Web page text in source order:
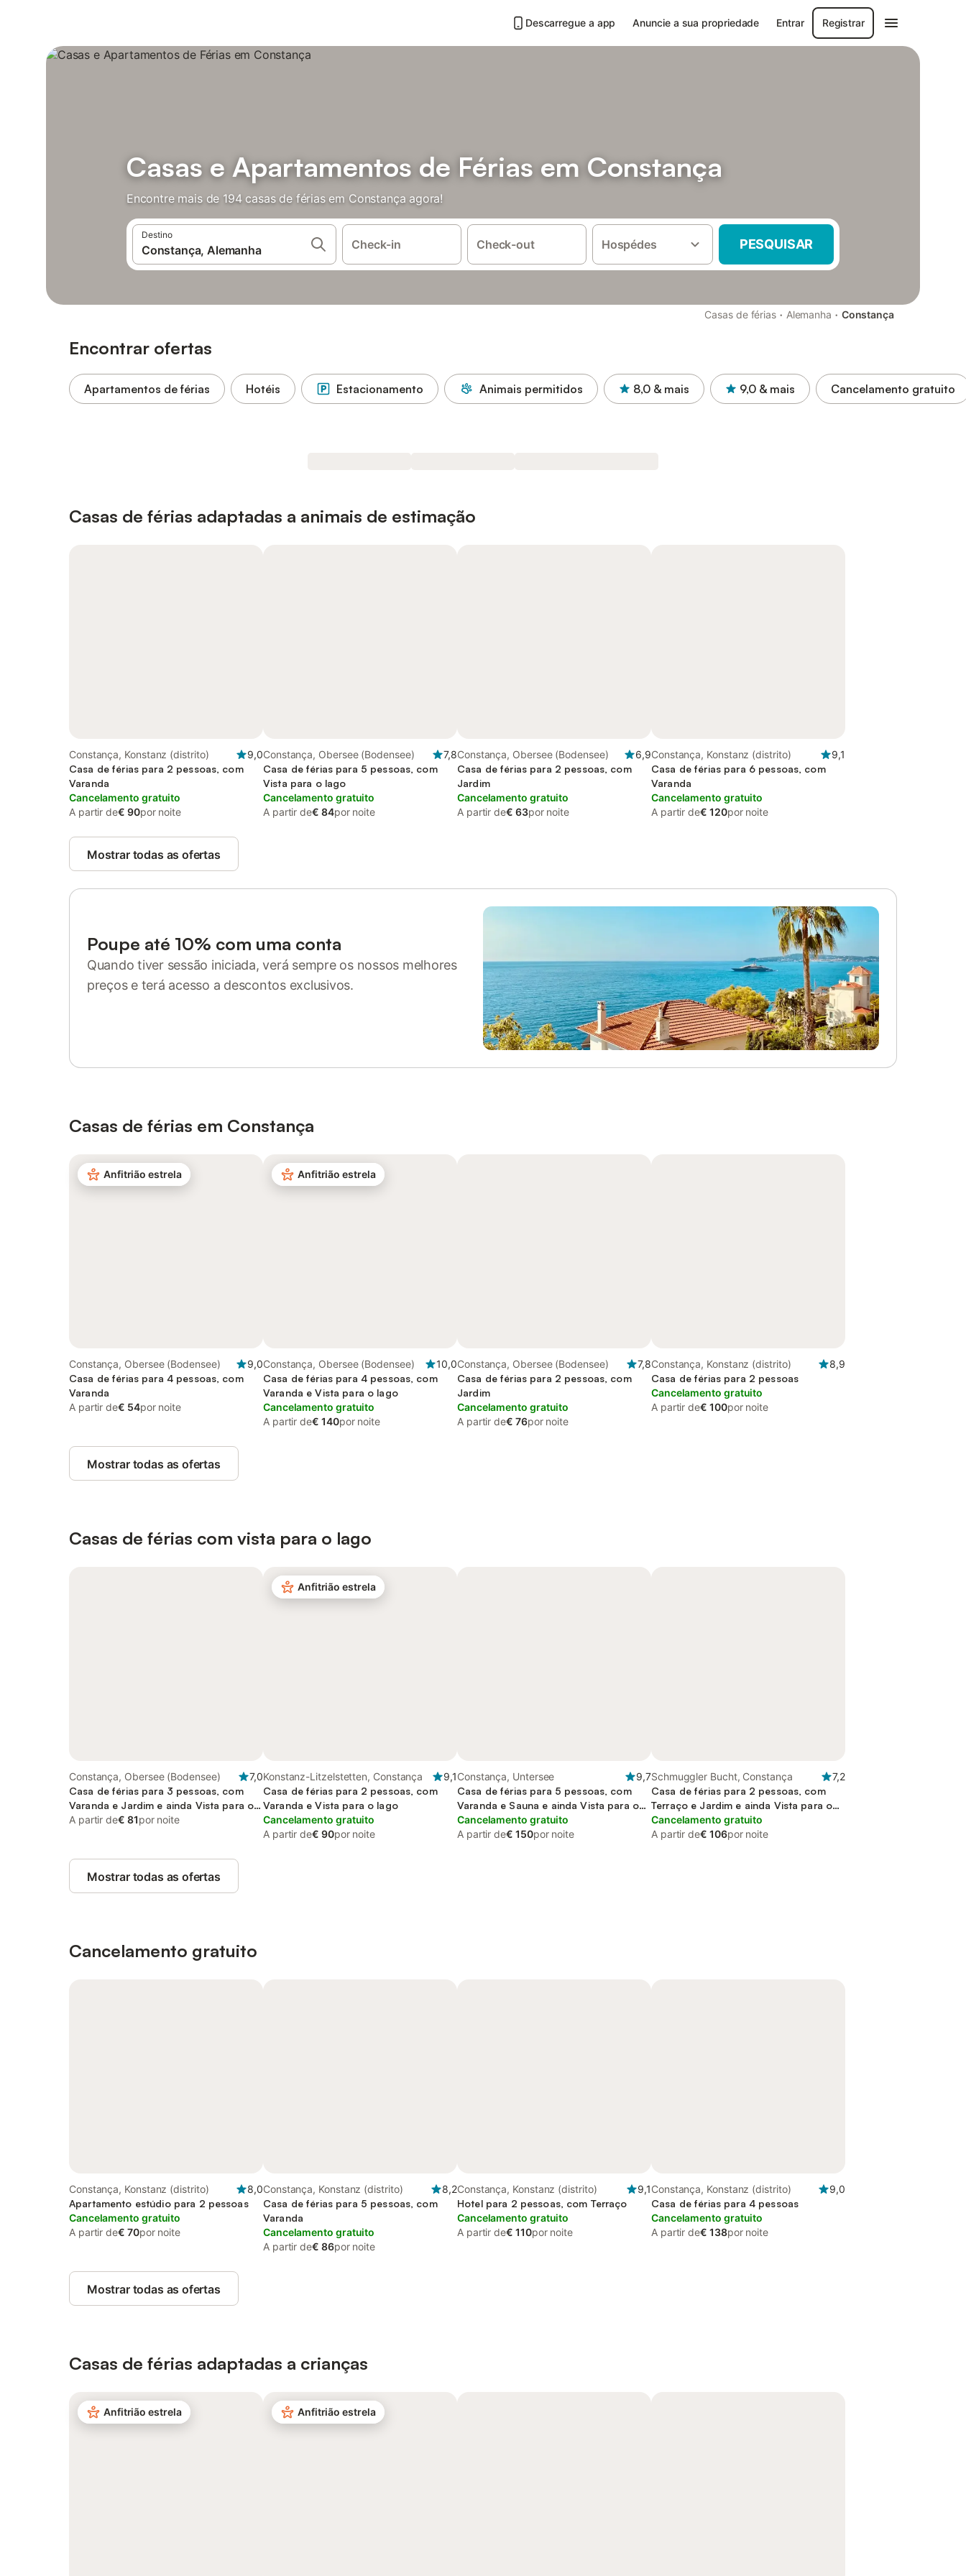
Descarregue a app Anuncie a sua propriedade Entrar Registrar
Casas e Apartamentos de Férias em Constança
Encontre mais de 194 casas de férias em Constança agora!
Destino
Check-in Check-out Hospédes PESQUISAR
Casas de férias · Alemanha · Constança
Encontrar ofertas
Apartamentos de férias Hotéis Estacionamento Animais permitidos 8,0 & mais 9,0 & mais Cancelamento gratuito
Casas de férias adaptadas a animais de estimação
Constança, Konstanz (distrito)
9,0
Casa de férias para 2 pessoas, com
Varanda
Cancelamento gratuito
A partir de€ 90por noite
Constança, Obersee (Bodensee)
7,8
Casa de férias para 5 pessoas, com
Vista para o lago
Cancelamento gratuito
A partir de€ 84por noite
Constança, Obersee (Bodensee)
6,9
Casa de férias para 2 pessoas, com
Jardim
Cancelamento gratuito
A partir de€ 63por noite
Constança, Konstanz (distrito)
9,1
Casa de férias para 6 pessoas, com
Varanda
Cancelamento gratuito
A partir de€ 120por noite
Mostrar todas as ofertas
Poupe até 10% com uma conta
Quando tiver sessão iniciada, verá sempre os nossos melhores
preços e terá acesso a descontos exclusivos.
Casas de férias em Constança
Anfitrião estrela
Constança, Obersee (Bodensee)
9,0
Casa de férias para 4 pessoas, com
Varanda
A partir de€ 54por noite
Anfitrião estrela
Constança, Obersee (Bodensee)
10,0
Casa de férias para 4 pessoas, com
Varanda e Vista para o lago
Cancelamento gratuito
A partir de€ 140por noite
Constança, Obersee (Bodensee)
7,8
Casa de férias para 2 pessoas, com
Jardim
Cancelamento gratuito
A partir de€ 76por noite
Constança, Konstanz (distrito)
8,9
Casa de férias para 2 pessoas
Cancelamento gratuito
A partir de€ 100por noite
Mostrar todas as ofertas
Casas de férias com vista para o lago
Constança, Obersee (Bodensee)
7,0
Casa de férias para 3 pessoas, com
Varanda e Jardim e ainda Vista para o
lago
A partir de€ 81por noite
Anfitrião estrela
Konstanz-Litzelstetten, Constança
9,1
Casa de férias para 2 pessoas, com
Varanda e Vista para o lago
Cancelamento gratuito
A partir de€ 90por noite
Constança, Untersee
9,7
Casa de férias para 5 pessoas, com
Varanda e Sauna e ainda Vista para o
lago
Cancelamento gratuito
A partir de€ 150por noite
Schmuggler Bucht, Constança
7,2
Casa de férias para 2 pessoas, com
Terraço e Jardim e ainda Vista para o
lago
Cancelamento gratuito
A partir de€ 106por noite
Mostrar todas as ofertas
Cancelamento gratuito
Constança, Konstanz (distrito)
8,0
Apartamento estúdio para 2 pessoas
Cancelamento gratuito
A partir de€ 70por noite
Constança, Konstanz (distrito)
8,2
Casa de férias para 5 pessoas, com
Varanda
Cancelamento gratuito
A partir de€ 86por noite
Constança, Konstanz (distrito)
9,1
Hotel para 2 pessoas, com Terraço
Cancelamento gratuito
A partir de€ 110por noite
Constança, Konstanz (distrito)
9,0
Casa de férias para 4 pessoas
Cancelamento gratuito
A partir de€ 138por noite
Mostrar todas as ofertas
Casas de férias adaptadas a crianças
Anfitrião estrela Anfitrião estrela